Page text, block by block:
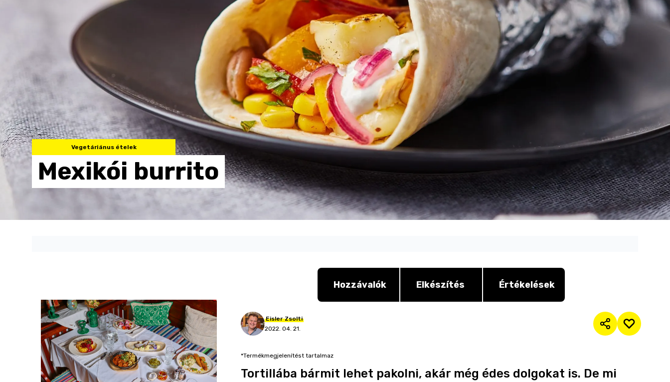
Vegetáriánus ételek
Mexikói burrito
Hozzávalók Elkészítés Értékelések
Eisler Zsolti
2022. 04. 21.
*Termékmegjelenítést tartalmaz
Tortillába bármit lehet pakolni, akár még édes dolgokat is. De mi